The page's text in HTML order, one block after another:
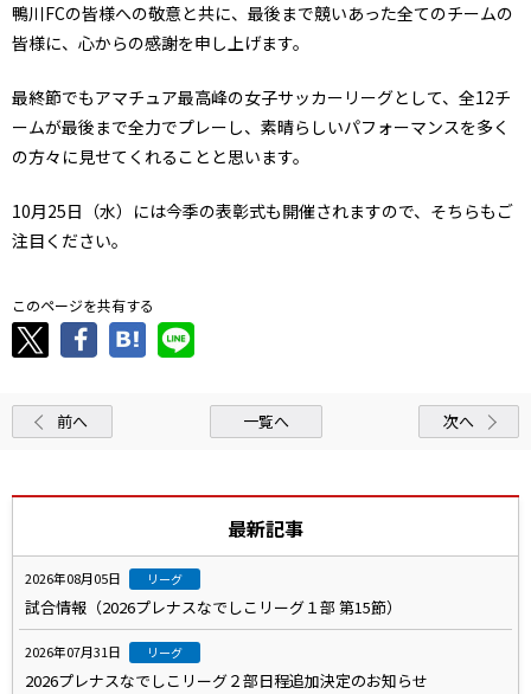
鴨川FCの皆様への敬意と共に、最後まで競いあった全てのチームの
皆様に、心からの感謝を申し上げます。
最終節でもアマチュア最高峰の女子サッカーリーグとして、全12チ
ームが最後まで全力でプレーし、素晴らしいパフォーマンスを多く
の方々に見せてくれることと思います。
10月25日（水）には今季の表彰式も開催されますので、そちらもご
注目ください。
このページを共有する
前へ 一覧へ 次へ
最新記事
2026年08月05日 リーグ
試合情報（2026プレナスなでしこリーグ１部 第15節）
2026年07月31日 リーグ
2026プレナスなでしこリーグ２部日程追加決定のお知らせ